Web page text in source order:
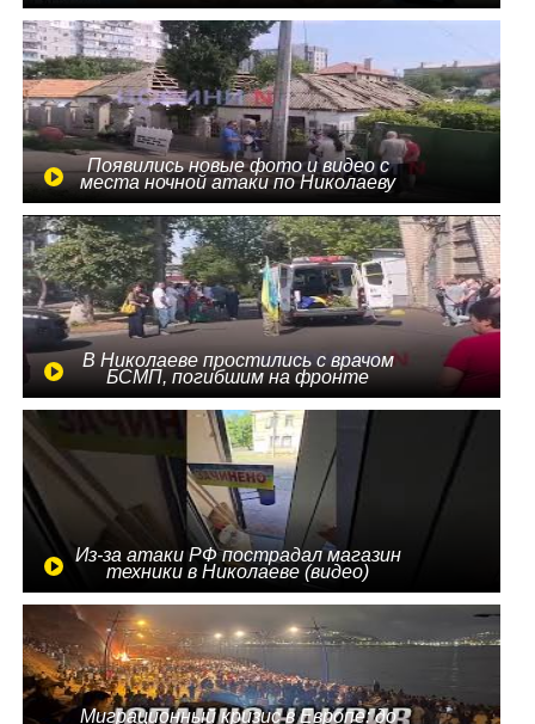
Появились новые фото и видео с
места ночной атаки по Николаеву
В Николаеве простились с врачом
БСМП, погибшим на фронте
Из-за атаки РФ пострадал магазин
техники в Николаеве (видео)
Миграционный кризис в Европе: до